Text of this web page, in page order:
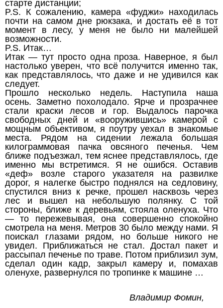
старте дистанции;
P.S. К сожалению, камера «фуджи» находилась
почти на самом дне рюкзака, и достать её в тот
момент в лесу, у меня не было ни малейшей
возможности.
P.S. Итак…
Итак — тут просто одна проза. Наверное, я был
настолько уверен, что всё получится именно так,
как представлялось, что даже и не удивился как
следует.
Прошло несколько недель. Наступила наша
осень. Заметно похолодало. Ярче и прозрачнее
стали краски лесов и гор. Выдалось парочка
свободных дней и «вооружившись» камерой с
мощным объективом, я поутру уехал в знакомые
места. Рядом на сидении лежала большая
килограммовая пачка овсяного печенья. Чем
ближе подъезжал, тем яснее представлялось, где
именно мы встретимся. Я не ошибся. Оставив
«деф» возле старого указателя на развилке
дорог, я налегке быстро поднялся на седловину,
спустился вниз к речке, прошел насквозь через
лес и вышел на небольшую полянку. С той
стороны, ближе к деревьям, стояла оленуха. Что
— то пережевывая, она совершенно спокойно
смотрела на меня. Метров 30 было между нами. Я
поискал глазами рядом, но больше никого не
увидел. Приближаться не стал. Достал пакет и
рассыпал печенье по траве. Потом приблизил зум,
сделал один кадр, закрыл камеру и, помахав
оленухе, развернулся по тропинке к машине …
Владимир Фомин,